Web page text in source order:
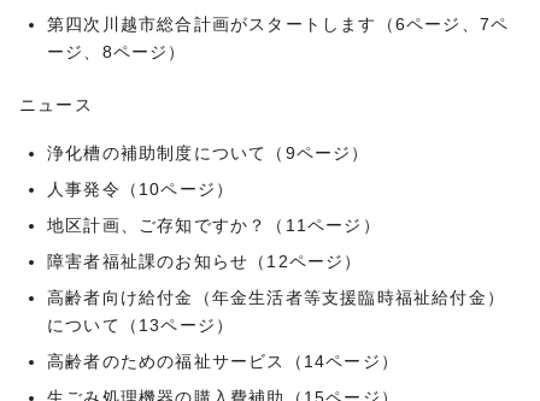
第四次川越市総合計画がスタートします（6ページ、7ペ
ージ、8ページ）
ニュース
浄化槽の補助制度について（9ページ）
人事発令（10ページ）
地区計画、ご存知ですか？（11ページ）
障害者福祉課のお知らせ（12ページ）
高齢者向け給付金（年金生活者等支援臨時福祉給付金）
について（13ページ）
高齢者のための福祉サービス（14ページ）